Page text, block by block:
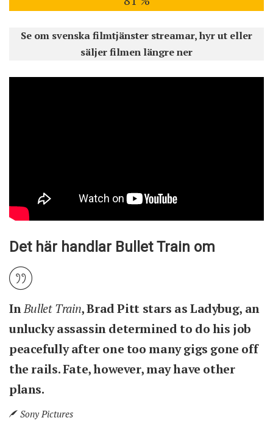
Se om svenska filmtjänster streamar, hyr ut eller
säljer filmen längre ner
Det här handlar Bullet Train om
InBullet Train, Brad Pitt stars as Ladybug, an
unlucky assassin determined to do his job
peacefully after one too many gigs gone off
the rails. Fate, however, may have other
plans.
Sony Pictures